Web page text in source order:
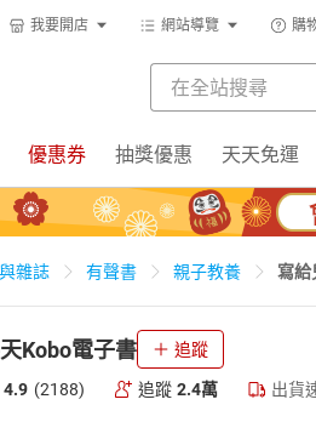
我要開店 網站導覽 購
優惠券 抽獎優惠 天天免運
雜誌 有聲書 親子教養 寫給
Kobo電子書 追蹤
4.9 (2188) 追蹤 2.4萬 出貨